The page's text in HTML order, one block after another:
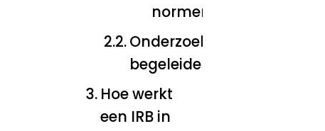
normen
Onderzoeksprojecten
begeleiden
Hoe werkt
een IRB in